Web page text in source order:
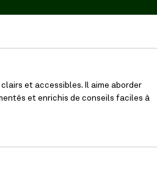
et accessibles. Il aime aborder
et enrichis de conseils faciles à